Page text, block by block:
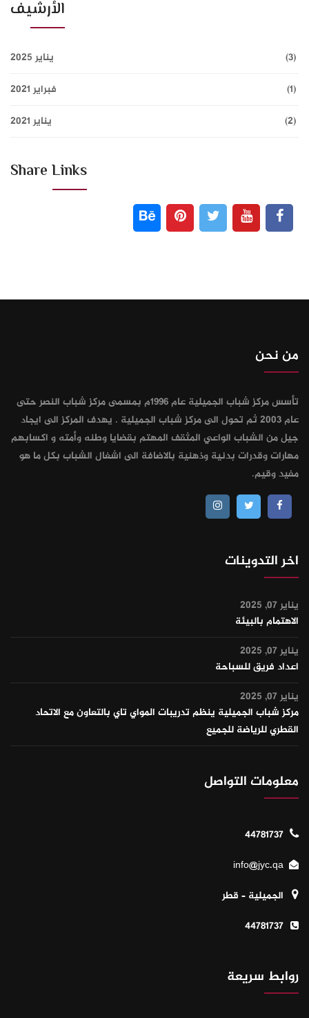
الأرشيف
يناير 2025
(3)
فبراير 2021
(1)
يناير 2021
(2)
Share Links
من نحن
تأسس مركز شباب الجميلية عام 1996م بمسمى مركز شباب النصر حتى
عام 2003 ثم تحول الى مركز شباب الجميلية . يهدف المركز الى ايجاد
جيل من الشباب الواعي المثقف المهتم بقضايا وطنه وأمته و اكسابهم
مهارات وقدرات بدنية وذهنية بالاضافة الى اشغال الشباب بكل ما هو
مفيد وقيم.
اخر التدوينات
يناير 07, 2025
الاهتمام بالبيئة
يناير 07, 2025
اعداد فريق للسباحة
يناير 07, 2025
مركز شباب الجميلية ينظم تدريبات المواي تاي بالتعاون مع الاتحاد
القطري للرياضة للجميع
معلومات التواصل
44781737
info@jyc.qa
الجميلية – قطر
44781737
روابط سريعة